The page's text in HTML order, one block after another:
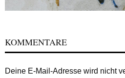
KOMMENTARE
Deine E-Mail-Adresse wird nicht